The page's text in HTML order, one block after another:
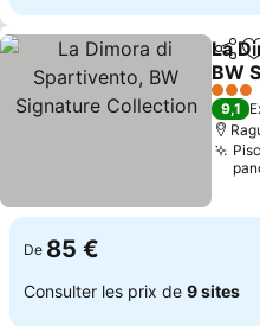
La
BW
3 Étoiles
9,1
De 85 €
Consulter les prix de 9 sites